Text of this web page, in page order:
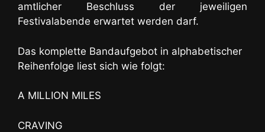
amtlicher Beschluss der jeweiligen
Festivalabende erwartet werden darf.
Das komplette Bandaufgebot in alphabetischer
Reihenfolge liest sich wie folgt:
A MILLION MILES
CRAVING